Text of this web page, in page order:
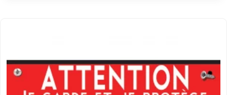
p
i